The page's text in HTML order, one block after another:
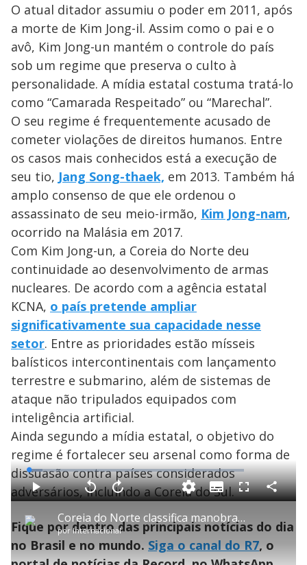
O atual ditador assumiu o poder em 2011, após
a morte de Kim Jong-il. Assim como o pai e o
avô, Kim Jong-un mantém o controle do país
sob um regime que preserva o culto à
personalidade. A mídia estatal costuma tratá-lo
como “Camarada Respeitado” ou “Marechal”.
O seu regime é frequentemente acusado de
cometer violações de direitos humanos. Entre
os casos mais conhecidos está a execução de
seu tio, Jang Song-thaek, em 2013. Também há
amplo consenso de que ele ordenou o
assassinato de seu meio-irmão, Kim Jong-nam,
ocorrido na Malásia em 2017.
Com Kim Jong-un, a Coreia do Norte deu
continuidade ao desenvolvimento de armas
nucleares. De acordo com a agência estatal
KCNA, o país pretende ampliar
significativamente sua capacidade nesse
setor. Entre as prioridades estão mísseis
balísticos intercontinentais com lançamento
terrestre e submarino, além de sistemas de
ataque não tripulados equipados com
inteligência artificial.
Ainda segundo a mídia estatal, o objetivo do
regime é fortalecer seu arsenal como forma de
dissuasão contra países considerados
adversários, incluindo a Coreia do Sul.
P Coreia do Norte classifica manobras como "ensaio e guerra"
por Internacional
P V
a
r
0
s
e
A
a
n
a
1
0
s
L
o
a
d
e
.
4
9
%
S
u
b
i
t
l
s
F
l
s
c
r
e
e
n
C
o
i
l
Fique por dentro das principais notícias do dia
no Brasil e no mundo. Siga o canal do R7, o